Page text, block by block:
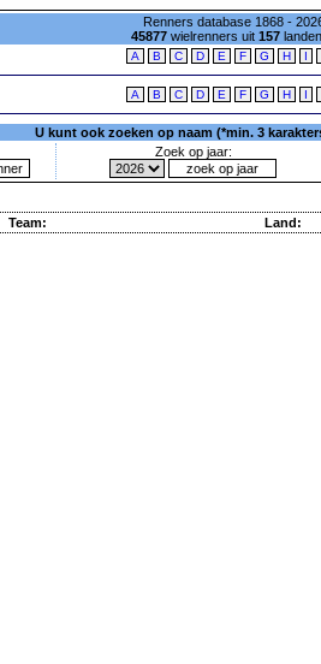
Renners database 1868 -
45877wielrenners uit 157
A B C D E F G H I
A B C D E F G H I
U kunt ook zoeken op naam (*min. 3
Zoek op jaar:
Team: Land: